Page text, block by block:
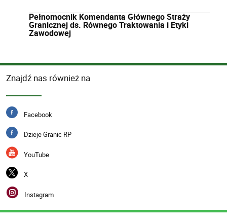
Pełnomocnik Komendanta Głównego Straży
Granicznej ds. Równego Traktowania i Etyki
Zawodowej
Znajdź nas również na
Facebook
Dzieje Granic RP
YouTube
X
Instagram